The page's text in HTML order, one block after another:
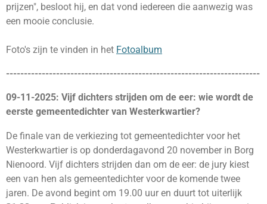
prijzen", besloot hij, en dat vond iedereen die aanwezig was
een mooie conclusie.
Foto's zijn te vinden in het Fotoalbum
-----------------------------------------------------------------------
09-11-2025: Vijf dichters strijden om de eer: wie wordt de
eerste gemeentedichter van Westerkwartier?
De finale van de verkiezing tot gemeentedichter voor het
Westerkwartier is op donderdagavond 20 november in Borg
Nienoord. Vijf dichters strijden dan om de eer: de jury kiest
een van hen als gemeentedichter voor de komende twee
jaren. De avond begint om 19.00 uur en duurt tot uiterlijk